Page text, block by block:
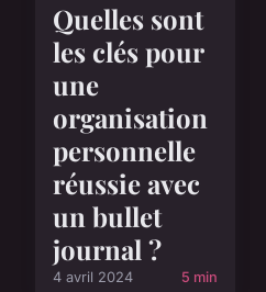
Quelles sont
les clés pour
une
organisation
personnelle
réussie avec
un bullet
journal ?
4 avril 2024 5 min